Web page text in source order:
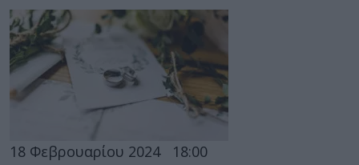
18 Φεβρουαρίου 2024 18:00